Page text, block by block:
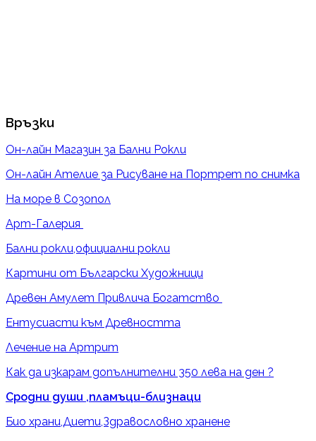
Връзки
Он-лайн Магазин за Бални Рокли
Он-лайн Ателие за Рисуване на Портрет по снимка
На море в Созопол
Арт-Галерия
Бални рокли,официални рокли
Картини от Български Художници
Древен Амулет Привлича Богатство
Ентусиасти към Древността
Лечение на Артрит
Как да изкарам допълнителни 350 лева на ден ?
Сродни души ,пламъци-близнаци
Био храни,Диети,Здравословно хранене